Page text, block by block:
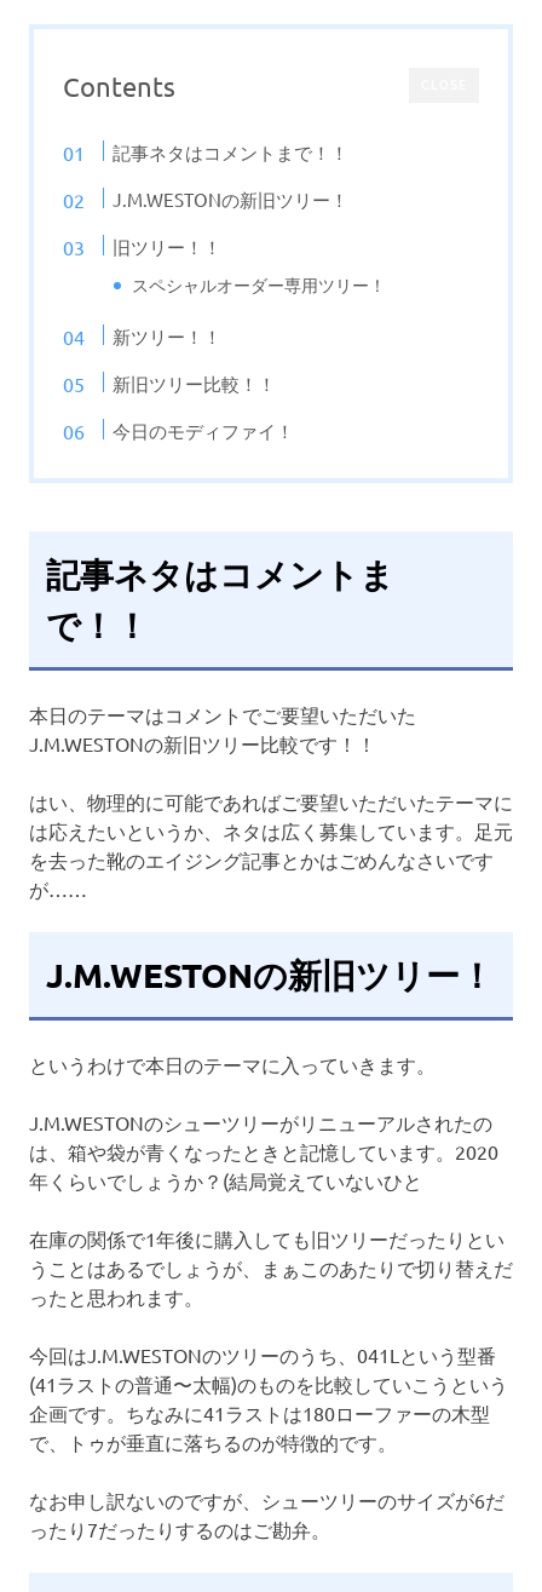
Contents
記事ネタはコメントまで！！
J.M.WESTONの新旧ツリー！
旧ツリー！！
スペシャルオーダー専用ツリー！
新ツリー！！
新旧ツリー比較！！
今日のモディファイ！
記事ネタはコメントま
で！！
本日のテーマはコメントでご要望いただいた
J.M.WESTONの新旧ツリー比較です！！
はい、物理的に可能であればご要望いただいたテーマに
は応えたいというか、ネタは広く募集しています。足元
を去った靴のエイジング記事とかはごめんなさいです
が……
J.M.WESTONの新旧ツリー！
というわけで本日のテーマに入っていきます。
J.M.WESTONのシューツリーがリニューアルされたの
は、箱や袋が青くなったときと記憶しています。2020
年くらいでしょうか？(結局覚えていないひと
在庫の関係で1年後に購入しても旧ツリーだったりとい
うことはあるでしょうが、まぁこのあたりで切り替えだ
ったと思われます。
今回はJ.M.WESTONのツリーのうち、041Lという型番
(41ラストの普通〜太幅)のものを比較していこうという
企画です。ちなみに41ラストは180ローファーの木型
で、トゥが垂直に落ちるのが特徴的です。
なお申し訳ないのですが、シューツリーのサイズが6だ
ったり7だったりするのはご勘弁。